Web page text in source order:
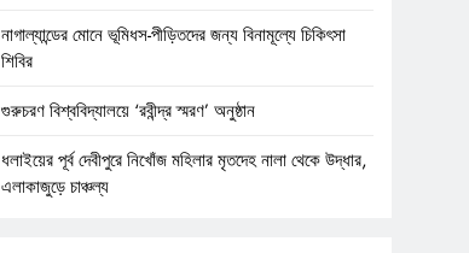
নাগাল্যান্ডের মোনে ভূমিধস-পীড়িতদের জন্য বিনামূল্যে চিকিৎসা
শিবির
গুরুচরণ বিশ্ববিদ্যালয়ে ‘রবীন্দ্র স্মরণ’ অনুষ্ঠান
ধলাইয়ের পূর্ব দেবীপুরে নিখোঁজ মহিলার মৃতদেহ নালা থেকে উদ্ধার,
এলাকাজুড়ে চাঞ্চল্য